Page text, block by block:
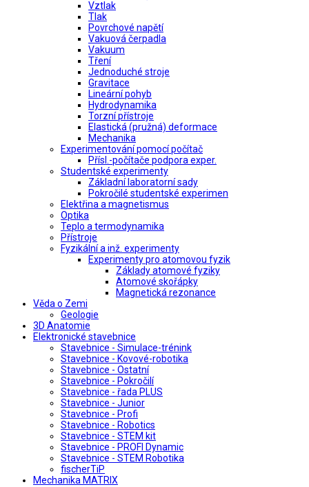
Vztlak
Tlak
Povrchové napětí
Vakuová čerpadla
Vakuum
Tření
Jednoduché stroje
Gravitace
Lineární pohyb
Hydrodynamika
Torzní přístroje
Elastická (pružná) deformace
Mechanika
Experimentování pomocí počítač
Přísl.-počítače podpora exper.
Studentské experimenty
Základní laboratorní sady
Pokročilé studentské experimen
Elektřina a magnetismus
Optika
Teplo a termodynamika
Přístroje
Fyzikální a inž. experimenty
Experimenty pro atomovou fyzik
Základy atomové fyziky
Atomové skořápky
Magnetická rezonance
Věda o Zemi
Geologie
3D Anatomie
Elektronické stavebnice
Stavebnice - Simulace-trénink
Stavebnice - Kovové-robotika
Stavebnice - Ostatní
Stavebnice - Pokročilí
Stavebnice - řada PLUS
Stavebnice - Junior
Stavebnice - Profi
Stavebnice - Robotics
Stavebnice - STEM kit
Stavebnice - PROFI Dynamic
Stavebnice - STEM Robotika
fischerTiP
Mechanika MATRIX